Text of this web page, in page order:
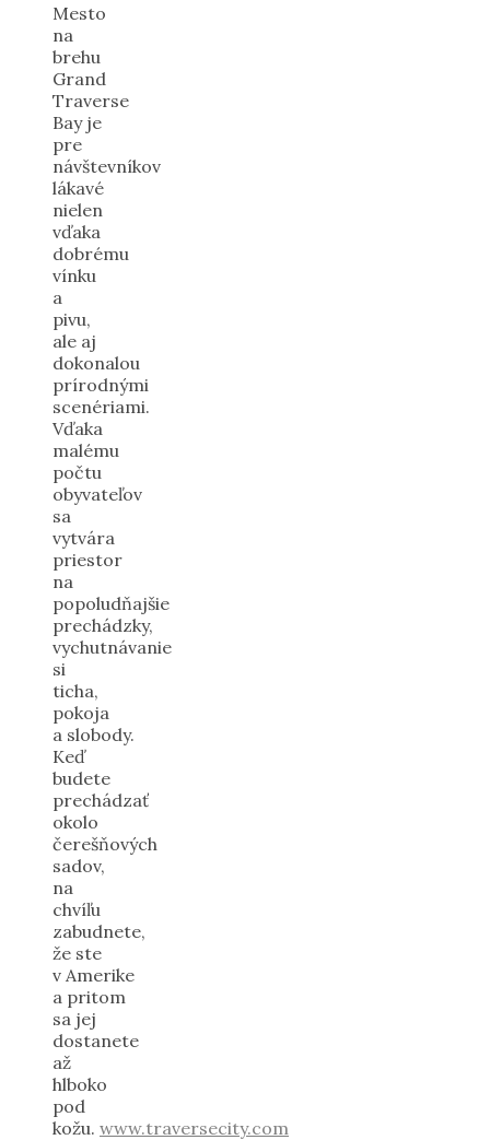
Mesto
na
brehu
Grand
Traverse
Bay je
pre
návštevníkov
lákavé
nielen
vďaka
dobrému
vínku
a
pivu,
ale aj
dokonalou
prírodnými
scenériami.
Vďaka
malému
počtu
obyvateľov
sa
vytvára
priestor
na
popoludňajšie
prechádzky,
vychutnávanie
si
ticha,
pokoja
a slobody.
Keď
budete
prechádzať
okolo
čerešňových
sadov,
na
chvíľu
zabudnete,
že ste
v Amerike
a pritom
sa jej
dostanete
až
hlboko
pod
kožu. www.traversecity.com